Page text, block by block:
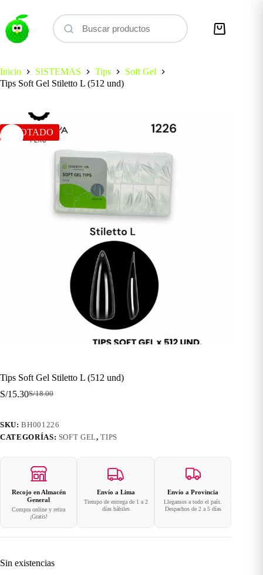
contenido
Carro
Inicio
SISTEMAS Tips
Soft Gel
Tips Soft Gel Stiletto L (512 und)
AGOTADO
Tips Soft Gel Stiletto L (512 und)
S/18.00
El
era:
S/18.00.
S/15.30El
es:
S/15.30.
SKU:BH001226
CATEGORÍAS: SOFT GEL,TIPS
Recojo en Almacén
General
Compra online y retira
¡Gratis!
Envío a Lima
Tiempo de entrega de 1 a 2
días hábiles
Envío a Provincia
Llegamos a todo el país.
Despachos de 2 a 5 días
Sin existencias